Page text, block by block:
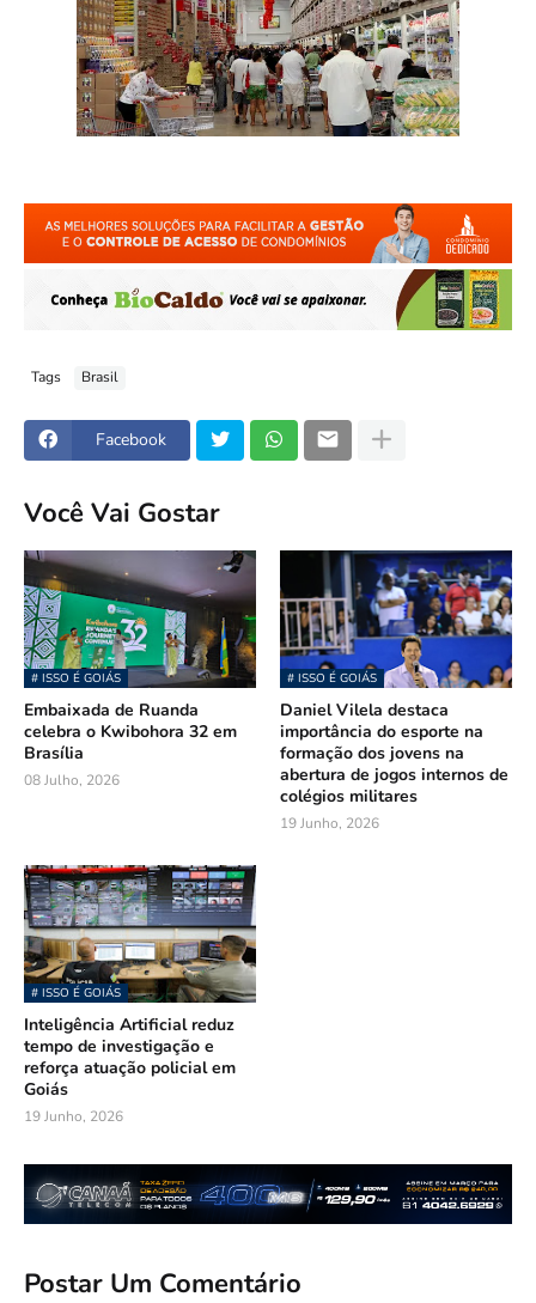
Tags Brasil
Facebook
Você Vai Gostar
# ISSO É GOIÁS
Embaixada de Ruanda
celebra o Kwibohora 32 em
Brasília
08 Julho, 2026
# ISSO É GOIÁS
Daniel Vilela destaca
importância do esporte na
formação dos jovens na
abertura de jogos internos de
colégios militares
19 Junho, 2026
# ISSO É GOIÁS
Inteligência Artificial reduz
tempo de investigação e
reforça atuação policial em
Goiás
19 Junho, 2026
Postar Um Comentário